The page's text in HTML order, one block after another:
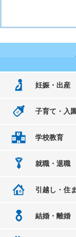
妊娠・出産
子育て・入園
学校教育
就職・退職
引越し・住
結婚・離婚